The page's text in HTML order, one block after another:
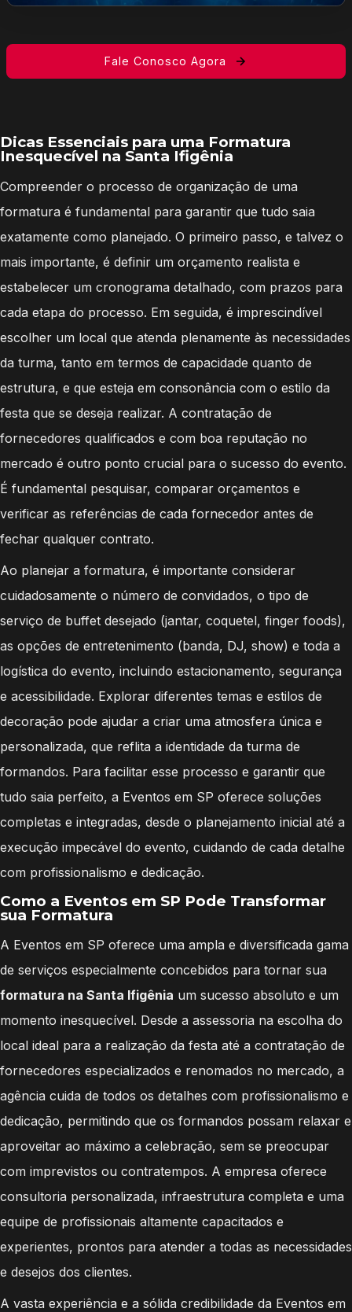
Fale Conosco Agora
Dicas Essenciais para uma Formatura
Inesquecível na Santa Ifigênia
Compreender o processo de organização de uma
formatura é fundamental para garantir que tudo saia
exatamente como planejado. O primeiro passo, e talvez o
mais importante, é definir um orçamento realista e
estabelecer um cronograma detalhado, com prazos para
cada etapa do processo. Em seguida, é imprescindível
escolher um local que atenda plenamente às necessidades
da turma, tanto em termos de capacidade quanto de
estrutura, e que esteja em consonância com o estilo da
festa que se deseja realizar. A contratação de
fornecedores qualificados e com boa reputação no
mercado é outro ponto crucial para o sucesso do evento.
É fundamental pesquisar, comparar orçamentos e
verificar as referências de cada fornecedor antes de
fechar qualquer contrato.
Ao planejar a formatura, é importante considerar
cuidadosamente o número de convidados, o tipo de
serviço de buffet desejado (jantar, coquetel, finger foods),
as opções de entretenimento (banda, DJ, show) e toda a
logística do evento, incluindo estacionamento, segurança
e acessibilidade. Explorar diferentes temas e estilos de
decoração pode ajudar a criar uma atmosfera única e
personalizada, que reflita a identidade da turma de
formandos. Para facilitar esse processo e garantir que
tudo saia perfeito, a Eventos em SP oferece soluções
completas e integradas, desde o planejamento inicial até a
execução impecável do evento, cuidando de cada detalhe
com profissionalismo e dedicação.
Como a Eventos em SP Pode Transformar
sua Formatura
A Eventos em SP oferece uma ampla e diversificada gama
de serviços especialmente concebidos para tornar sua
formatura na Santa Ifigênia um sucesso absoluto e um
momento inesquecível. Desde a assessoria na escolha do
local ideal para a realização da festa até a contratação de
fornecedores especializados e renomados no mercado, a
agência cuida de todos os detalhes com profissionalismo e
dedicação, permitindo que os formandos possam relaxar e
aproveitar ao máximo a celebração, sem se preocupar
com imprevistos ou contratempos. A empresa oferece
consultoria personalizada, infraestrutura completa e uma
equipe de profissionais altamente capacitados e
experientes, prontos para atender a todas as necessidades
e desejos dos clientes.
A vasta experiência e a sólida credibilidade da Eventos em